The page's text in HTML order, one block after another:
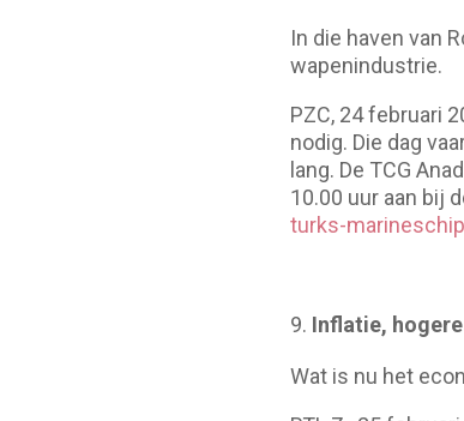
In die haven van
wapenindustrie.
PZC, 24 februari
nodig. Die dag
lang. De TCG
10.00 uur aan bij
turks-
Inflatie,
Wat is nu het